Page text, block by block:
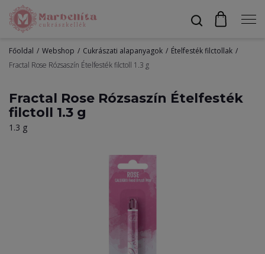
Bevonók
Profil
Főoldal Webshop Cukrászati alapanyagok
Ételfesték filctollak
Fractal Rose Rózsaszín Ételfesték filctoll 1.3 g
Fractal Rose Rózsaszín Ételfesték
filctoll 1.3 g
1.3 g